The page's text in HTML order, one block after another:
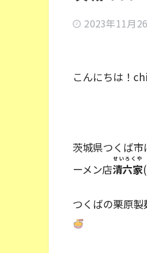
2023年11月
こんにちは！
茨城県つくば
ーメン店清六家
せいろくや
(
つくばの栗原